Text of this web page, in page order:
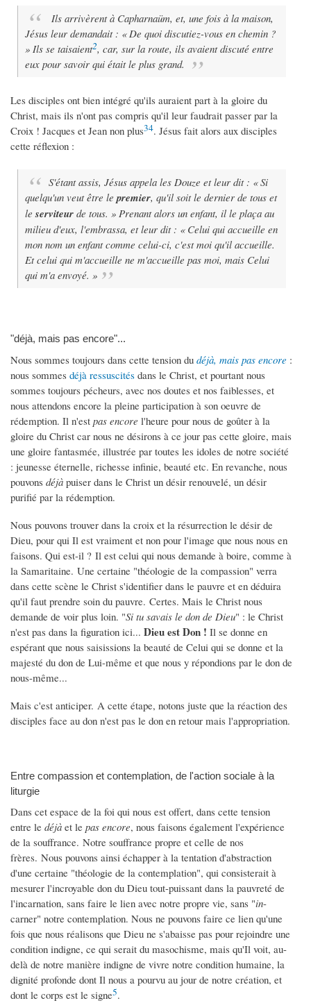
Ils arrivèrent à Capharnaüm, et, une fois à la maison,
Jésus leur demandait : « De quoi discutiez-vous en chemin ?
» Ils se taisaient2, car, sur la route, ils avaient discuté entre
eux pour savoir qui était le plus grand.
Les disciples ont bien intégré qu'ils auraient part à la gloire du
Christ, mais ils n'ont pas compris qu'il leur faudrait passer par la
Croix ! Jacques et Jean non plus34. Jésus fait alors aux disciples
cette réflexion :
S'étant assis, Jésus appela les Douze et leur dit : « Si
quelqu'un veut être lepremier, qu'il soit le dernier de tous et
leserviteur de tous. » Prenant alors un enfant, il le plaça au
milieu d'eux, l'embrassa, et leur dit : « Celui qui accueille en
mon nom un enfant comme celui-ci, c'est moi qu'il accueille.
Et celui qui m'accueille ne m'accueille pas moi, mais Celui
qui m'a envoyé. »
"déjà, mais pas encore"...
Nous sommes toujours dans cette tension du déjà, mais pas encore :
nous sommes déjà ressuscités dans le Christ, et pourtant nous
sommes toujours pécheurs, avec nos doutes et nos faiblesses, et
nous attendons encore la pleine participation à son oeuvre de
rédemption. Il n'est pas encore l'heure pour nous de goûter à la
gloire du Christ car nous ne désirons à ce jour pas cette gloire, mais
une gloire fantasmée, illustrée par toutes les idoles de notre société
: jeunesse éternelle, richesse infinie, beauté etc. En revanche, nous
pouvons déjà puiser dans le Christ un désir renouvelé, un désir
purifié par la rédemption.
Nous pouvons trouver dans la croix et la résurrection le désir de
Dieu, pour qui Il est vraiment et non pour l'image que nous nous en
faisons. Qui est-il ? Il est celui qui nous demande à boire, comme à
la Samaritaine. Une certaine "théologie de la compassion" verra
dans cette scène le Christ s'identifier dans le pauvre et en déduira
qu'il faut prendre soin du pauvre. Certes. Mais le Christ nous
demande de voir plus loin. "Si tu savais le don de Dieu" : le Christ
n'est pas dans la figuration ici... Dieu est Don ! Il se donne en
espérant que nous saisissions la beauté de Celui qui se donne et la
majesté du don de Lui-même et que nous y répondions par le don de
nous-même...
Mais c'est anticiper. A cette étape, notons juste que la réaction des
disciples face au don n'est pas le don en retour mais l'appropriation.
Entre compassion et contemplation, de l'action sociale à la
liturgie
Dans cet espace de la foi qui nous est offert, dans cette tension
entre le déjà et le pas encore, nous faisons également l'expérience
de la souffrance. Notre souffrance propre et celle de nos
frères. Nous pouvons ainsi échapper à la tentation d'abstraction
d'une certaine "théologie de la contemplation", qui consisterait à
mesurer l'incroyable don du Dieu tout-puissant dans la pauvreté de
l'incarnation, sans faire le lien avec notre propre vie, sans "in-
carner" notre contemplation. Nous ne pouvons faire ce lien qu'une
fois que nous réalisons que Dieu ne s'abaisse pas pour rejoindre une
condition indigne, ce qui serait du masochisme, mais qu'Il voit, au-
delà de notre manière indigne de vivre notre condition humaine, la
dignité profonde dont Il nous a pourvu au jour de notre création, et
dont le corps est le signe5.